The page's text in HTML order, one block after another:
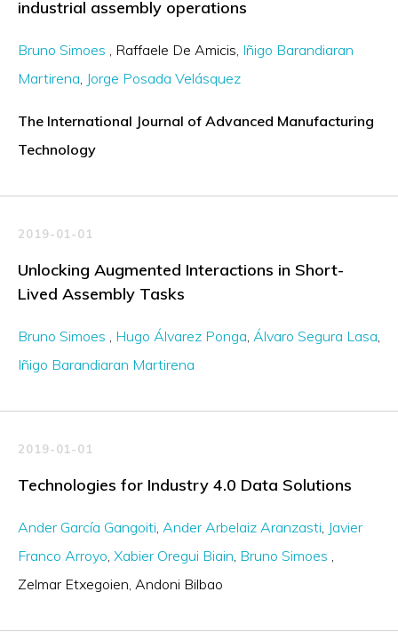
industrial assembly operations
Bruno Simoes Raffaele De Amicis Iñigo Barandiaran
Martirena Jorge Posada Velásquez
The International Journal of Advanced Manufacturing
Technology
2019-01-01
Unlocking Augmented Interactions in Short-
Lived Assembly Tasks
Bruno Simoes Hugo Álvarez Ponga Álvaro Segura Lasa
Iñigo Barandiaran Martirena
2019-01-01
Technologies for Industry 4.0 Data Solutions
Ander García Gangoiti Ander Arbelaiz Aranzasti Javier
Franco Arroyo Xabier Oregui Biain Bruno Simoes
Zelmar Etxegoien Andoni Bilbao